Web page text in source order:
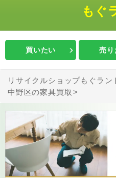
もぐ
買いたい 売り
リサイクルショップもぐラン
中野区の家具買取